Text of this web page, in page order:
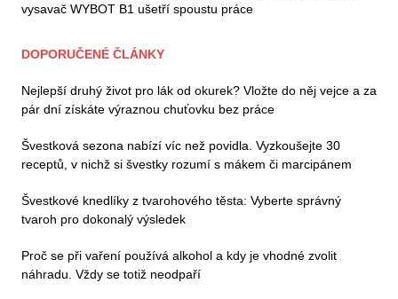
vysavač WYBOT B1 ušetří spoustu práce
DOPORUČENÉ ČLÁNKY
Nejlepší druhý život pro lák od okurek? Vložte do něj vejce a za
pár dní získáte výraznou chuťovku bez práce
Švestková sezona nabízí víc než povidla. Vyzkoušejte 30
receptů, v nichž si švestky rozumí s mákem či marcipánem
Švestkové knedlíky z tvarohového těsta: Vyberte správný
tvaroh pro dokonalý výsledek
Proč se při vaření používá alkohol a kdy je vhodné zvolit
náhradu. Vždy se totiž neodpaří